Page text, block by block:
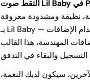
نظيفة ومشدودة معروفة
بـ Lil Baby — جاهزة للتحميل في جلستك على الفور. مبني باستخدام الإضافات
المهندسة، هذا القالب
سيكون لديك النغمة،